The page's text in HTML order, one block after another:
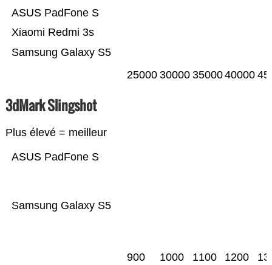
Samsung Galaxy S5
Xiaomi Redmi 3s
ASUS PadFone S
25000 30000 3500040000
3dMark Slingshot
Plus élevé = meilleur
Samsung Galaxy S5
ASUS PadFone S
900 1000 1100 1200